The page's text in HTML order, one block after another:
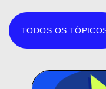
TODOS OS